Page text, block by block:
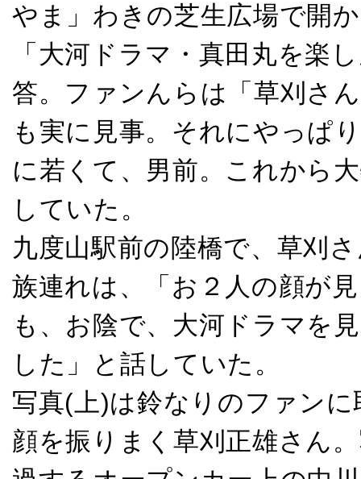
やま」わきの芝生広場で開
「大河ドラマ・真田丸を楽
答。ファンんらは「草刈さ
も実に見事。それにやっぱ
に若くて、男前。これから
していた。
九度山駅前の陸橋で、草刈
族連れは、「お２人の顔が
も、お陰で、大河ドラマを
した」と話していた。
写真(上)は鈴なりのファン
顔を振りまく草刈正雄さん